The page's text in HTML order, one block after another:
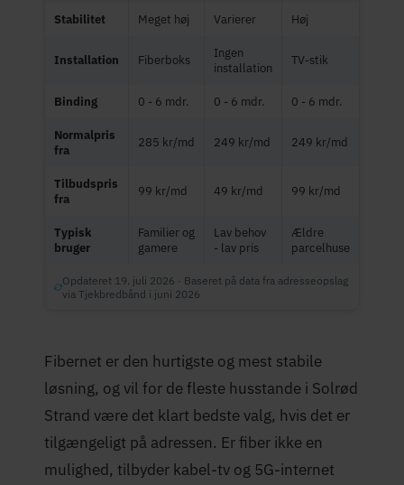
Stabilitet Meget høj Varierer Høj
Installation Fiberboks
Ingen
installation
TV-stik
Binding 0 - 6 mdr. 0 - 6 mdr. 0 - 6 mdr.
Normalpris
fra
285 kr/md 249 kr/md 249 kr/md
Tilbudspris
fra
99 kr/md 49 kr/md 99 kr/md
Typisk
bruger
Familier og
gamere
Lav behov
- lav pris
Ældre
parcelhuse
Opdateret 19. juli 2026 · Baseret på data fra adresseopslag
via Tjekbredbånd i juni 2026
Fibernet er den hurtigste og mest stabile
løsning, og vil for de fleste husstande i Solrød
Strand være det klart bedste valg, hvis det er
tilgængeligt på adressen. Er fiber ikke en
mulighed, tilbyder kabel-tv og 5G-internet